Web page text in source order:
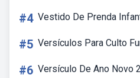
#4 Vestido De Prenda
#5 Versículos Para Culto
#6 Versículo De Ano Novo